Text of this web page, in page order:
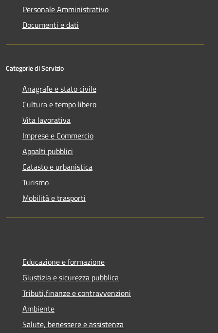
Personale Amministrativo
Documenti e dati
Categorie di Servizio
Anagrafe e stato civile
Cultura e tempo libero
Vita lavorativa
Imprese e Commercio
Appalti pubblici
Catasto e urbanistica
Turismo
Mobilità e trasporti
Educazione e formazione
Giustizia e sicurezza pubblica
Tributi,finanze e contravvenzioni
Ambiente
Salute, benessere e assistenza